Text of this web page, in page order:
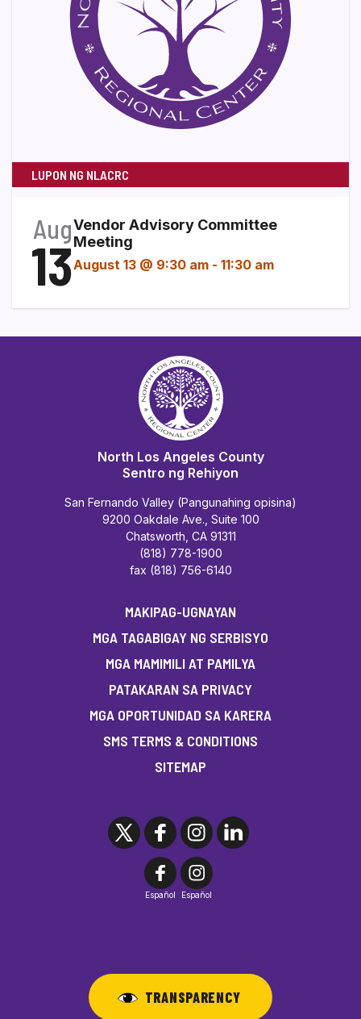
LUPON NG NLACRC
Aug
13
Vendor Advisory Committee
Meeting
August 13 @ 9:30 am - 11:30 am
North Los Angeles County
Sentro ng Rehiyon
San Fernando Valley (Pangunahing opisina)
9200 Oakdale Ave., Suite 100
Chatsworth, CA 91311
(818) 778-1900
fax (818) 756-6140
MAKIPAG-UGNAYAN
MGA TAGABIGAY NG SERBISYO
MGA MAMIMILI AT PAMILYA
PATAKARAN SA PRIVACY
MGA OPORTUNIDAD SA KARERA
SMS TERMS & CONDITIONS
SITEMAP
Español Español
TRANSPARENCY